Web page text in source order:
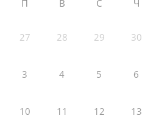
П В С Ч
27 28 29 30
3 4 5 6
10 11 12 13